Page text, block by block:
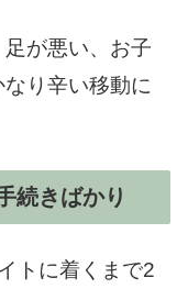
が悪い、お子
り辛い移動に
続きばかり
トに着くまで2